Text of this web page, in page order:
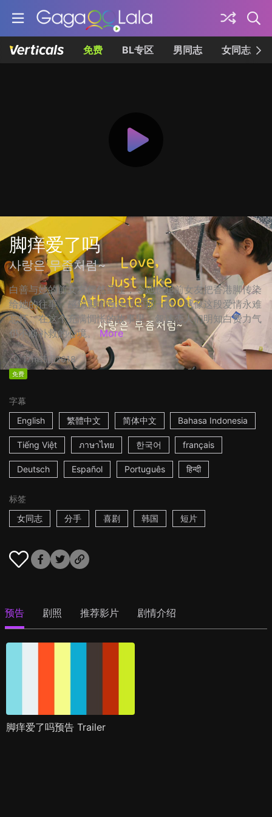
免费 BL专区 男同志 女同志
脚痒爱了吗
사랑은 무좀처럼~
白善与她的前女友偶然重逢，令她想起前女友把香港脚传染
给她的往事，感到脚痒而搔痒的那一秒，就像这段爱情永难
忘怀。在这个充满惆怅的故事里，叙述恋人们明知白费力气
仍不断补救的心境。
More
17m韩国2018
免费
字幕
English
繁體中文 简体中文 Bahasa Indonesia
Tiếng Việt ภาษาไทย 한국어 français
Deutsch Español Português हिन्दी
标签
女同志
分手 喜剧 韩国 短片
预告 剧照 推荐影片 剧情介绍
脚痒爱了吗预告 Trailer